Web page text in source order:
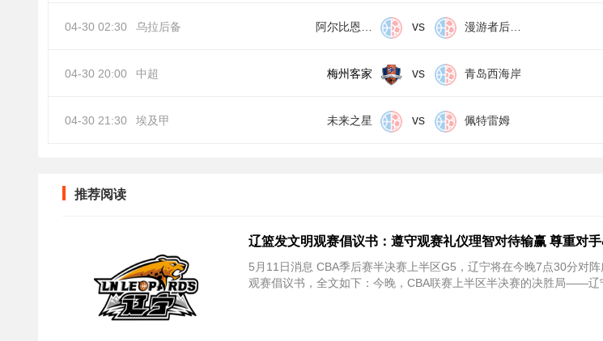
04-30 02:30 乌拉后备 vs
04-30 20:00 中超 梅州客家 vs 青岛西海岸
04-30 21:30 埃及甲 未来之星 vs 佩特雷姆
推荐阅读
辽篮发文明观赛倡议书：遵守观赛礼仪理智对待输赢 尊重对手
5月11日消息 CBA季后赛半决赛上半区G5，辽宁将在今晚7点30分对
观赛倡议书，全文如下：今晚，CBA联赛上半区半决赛的决胜局——辽